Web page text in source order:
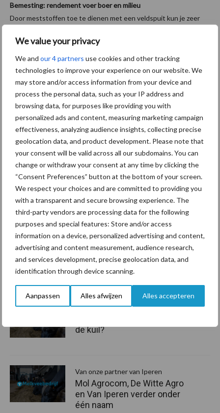
We value your privacy
We and our 4 partners use cookies and other tracking
technologies to improve your experience on our website. We
may store and/or access information from your device and
process the personal data, such as your IP address and
browsing data, for purposes like providing you with
personalized ads and content, measuring marketing campaign
effectiveness, analyzing audience insights, collecting precise
geolocation data, and product development. Please note that
your consent will be valid across all our subdomains. You can
change or withdraw your consent at any time by clicking the
“Consent Preferences” button at the bottom of your screen.
We respect your choices and are committed to providing you
with a transparent and secure browsing experience. The
third-party vendors are processing data for the following
purposes and special features: Store and/or access
information on a device, personalized advertising and content,
advertising and content measurement, audience research,
and services development, precise geolocation data, and
identification through device scanning.
Aanpassen Alles afwijzen Alles accepteren
Bemesting: rendement voer boer en milieu
Door meststoffen toe te dienen met een veldspuit kun je zeer
gebruikt, kun je met minder meer resultaat behalen. De afdeling
Kennis & Ontwikkeling binnen Van Iperen investeert al een
aantal jaar in onderzoek. Meerjarige proeven, uitgevoerd door
Schothorst Research, tonen aan dat je met Powerbasic 140 de
drogestofopbrengst kunt verhogen met gemiddeld 12%.
Bovendien blijkt gras bemest met Powerbasic een hoger aandeel
bestendig eiwit en een lager aandeel onbestendig eiwit te
bevatten. Investeren in bemesting betaalt zich dus dubbel en
dwars terug en is voordelig voor de Kringloopwijzer.
Milieueisen
Qua wet- en regelgeving worden de teugels steeds strakker
aangetrokken. Denk hierbij aan derogatie en de nitraatrichtlijnen.
Hoewel we al flinke stappen hebben gezet, dienen we nog
efficiënter te gaan werken. Met dezelfde hoeveelheid stikstof en
fosfaat moeten we meer van een hectare halen. Hiervoor zijn
efficiëntie nodig.
Aanbevolen voor jou!
Van onze partner van Iperen
de kuil?
Van onze partner van Iperen
Mol Agrocom, De Witte Agro
en Van Iperen verder onder
één naam